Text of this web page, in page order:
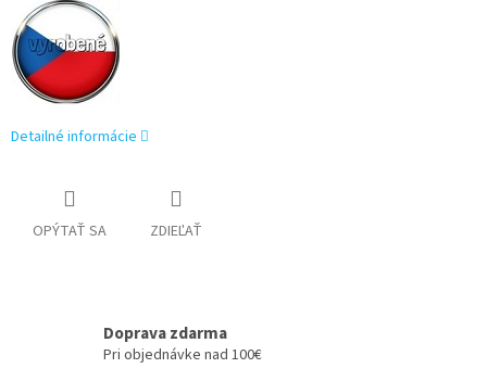
Detailné informácie
OPÝTAŤ SA ZDIEĽAŤ
Doprava zdarma
Pri objednávke nad 100€